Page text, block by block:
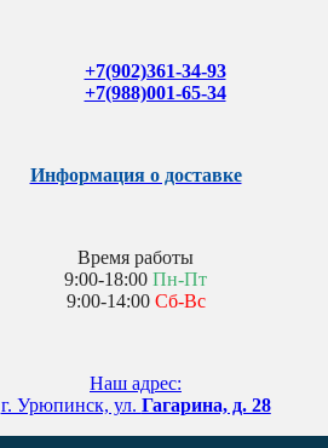
+7(902)361-34-93
+7(988)001-65-34
Информация о доставке
Время работы
9:00-18:00 Пн-Пт
9:00-14:00 Сб-Вс
Наш адрес:
г. Урюпинск, ул. Гагарина, д. 28